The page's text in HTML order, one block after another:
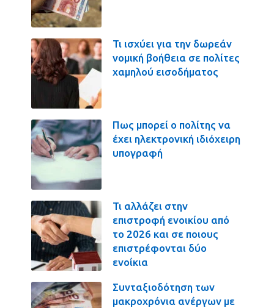
Τι ισχύει για την δωρεάν
νομική βοήθεια σε πολίτες
χαμηλού εισοδήματος
Πως μπορεί ο πολίτης να
έχει ηλεκτρονική ιδιόχειρη
υπογραφή
Τι αλλάζει στην
επιστροφή ενοικίου από
το 2026 και σε ποιους
επιστρέφονται δύο
ενοίκια
Συνταξιοδότηση των
μακροχρόνια ανέργων με